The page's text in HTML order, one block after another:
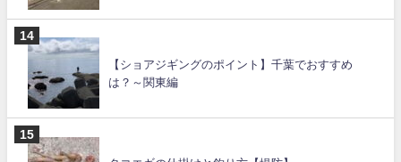
【ショアジギングのポイント】千葉でおすすめ
は？～関東編